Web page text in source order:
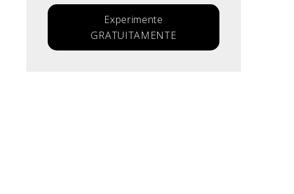
Experimente
GRATUITAMENTE